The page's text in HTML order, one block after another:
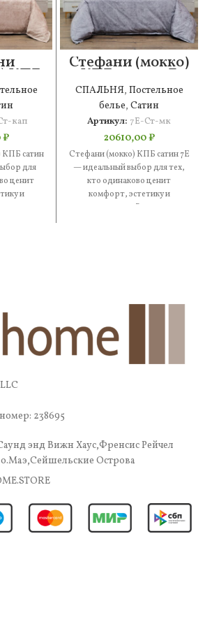
КПБ
кап
₽
КПБ сатин
для
ценит
и
—
Стефани (мокко)
КПБ сатин 7Е
СПАЛЬНЯ, Постельное
белье, Сатин
Артикул: 7Е-Ст-мк
20610,00₽
Стефани (мокко) КПБ сатин 7Е
— идеальный выбор для тех,
кто одинаково ценит
комфорт, эстетику и
практичность. В составе —
238695
энд Вижн Хаус,Френсис Рейчел
Острова